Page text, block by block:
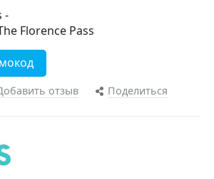
-
Florence Pass
отзыв Поделиться